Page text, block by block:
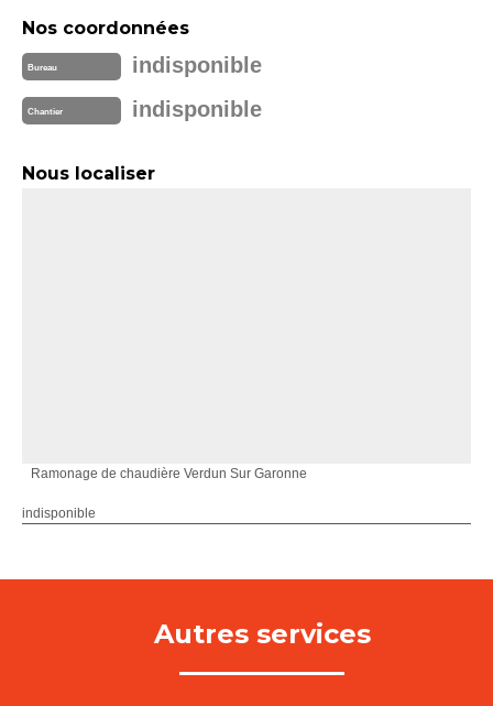
Nos coordonnées
Bureau indisponible
Chantier indisponible
Nous localiser
Ramonage de chaudière Verdun Sur Garonne
indisponible
Autres services